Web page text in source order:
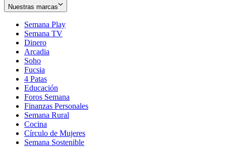
Nuestras marcas
Semana Play
Semana TV
Dinero
Arcadia
Soho
in
new
window
Fucsia
in
new
window
4 Patas
Educación
Foros Semana
Finanzas Personales
Semana Rural
Cocina
Círculo de Mujeres
Semana Sostenible